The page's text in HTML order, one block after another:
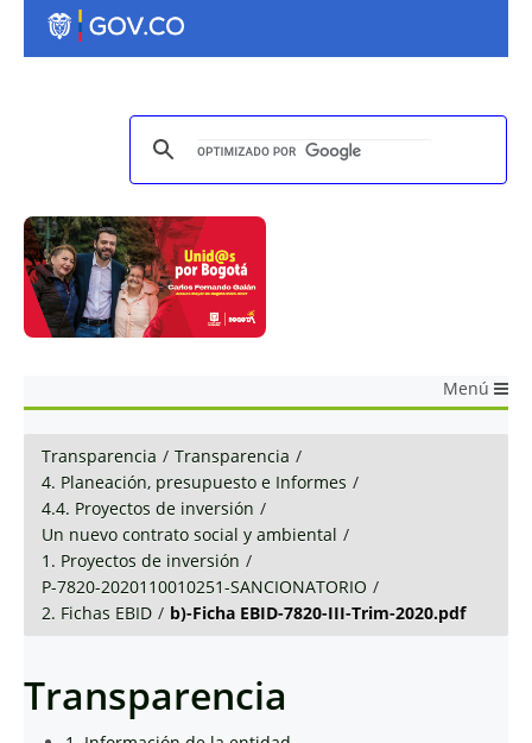
Menú
Transparencia / Transparencia /
4. Planeación, presupuesto e Informes /
4.4. Proyectos de inversión /
Un nuevo contrato social y ambiental /
1. Proyectos de inversión /
P-7820-2020110010251-SANCIONATORIO /
2. Fichas EBID / b)-Ficha EBID-7820-III-Trim-2020.pdf
Transparencia